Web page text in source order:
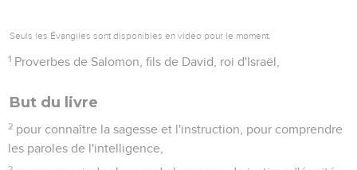
Seuls les Évangiles sont disponibles en vidéo pour le moment.
1 Proverbes de Salomon, fils de David, roi d'Israël,
But du livre
2 pour connaître la sagesse et l'instruction, pour comprendre
les paroles de l'intelligence,